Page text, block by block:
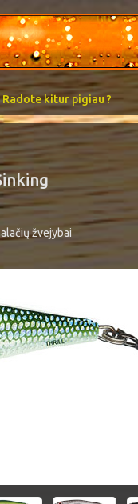
Radote kitur pigiau ?
žvejybai